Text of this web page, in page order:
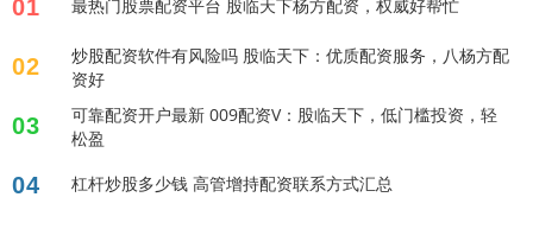
01 最热门股票配资平台 股临天下杨方配资，权威好帮忙
02
炒股配资软件有风险吗 股临天下：优质配资服务，八杨方配
资好
03
可靠配资开户最新 009配资V：股临天下，低门槛投资，轻
松盈
04 杠杆炒股多少钱 高管增持配资联系方式汇总